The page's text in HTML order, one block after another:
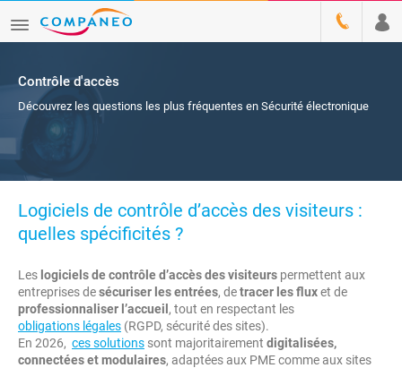
Contrôle d'accès
Découvrez les questions les plus fréquentes en Sécurité électronique
Logiciels de contrôle d’accès des visiteurs :
quelles spécificités ?
Les logiciels de contrôle d’accès des visiteurs permettent aux
entreprises desécuriser les entrées, detracer les fluxet de
professionnaliser l’accueil , tout en respectant les
obligations légales (RGPD, sécurité des sites).
En 2026, ces solutions sont majoritairement digitalisées,
connectées et modulaires, adaptées aux PME comme aux sites